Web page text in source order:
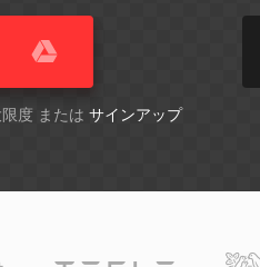
度 または サインアップ